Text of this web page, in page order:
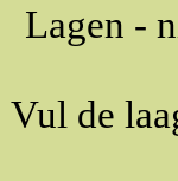
Lagen -
Vul de